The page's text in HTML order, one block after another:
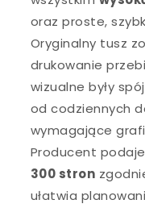
oraz proste,
Oryginalny tusz
drukowanie
wizualne były
od codziennych
wymagające
Producent
300 stron
ułatwia